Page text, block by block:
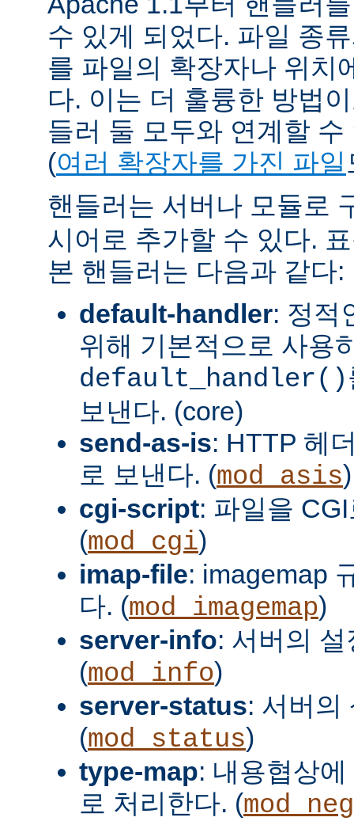
수 있게 되었다. 파일 종
를 파일의 확장자나 위치
다. 이는 더 훌륭한 방법
들러 둘 모두와 연계할
(여러 확장자를 가진 파일
핸들러는 서버나 모듈로
시어로 추가할 수 있다.
본 핸들러는 다음과 같다:
default-handler: 정적
위해 기본적으로 사용
default_handler()
보낸다. (core)
send-as-is: HTTP 헤
로 보낸다. (mod_asis)
cgi-script: 파일을
(mod_cgi)
imap-file: imagemap
다. (mod_imagemap)
server-info: 서버의
(mod_info)
server-status: 서버의
(mod_status)
type-map: 내용협상
로 처리한다. (